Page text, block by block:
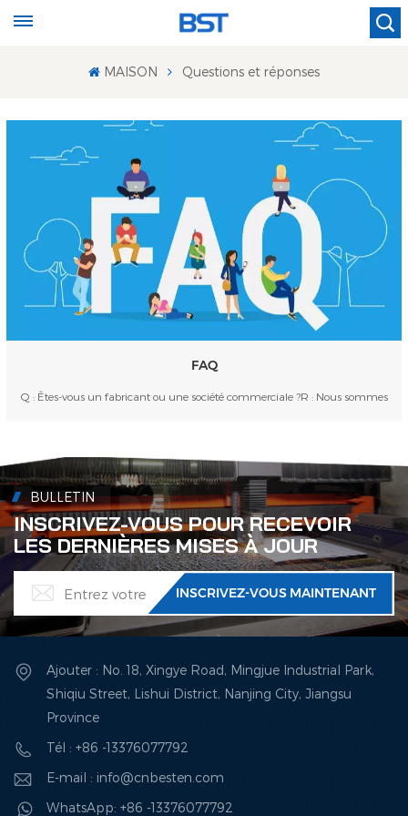
MAISON Questions et réponses
FAQ
Q : Êtes-vous un fabricant ou une société commerciale ?R : Nous sommes
grandes marques telles que les moteurs Cummins/Weichai/Yuchai et les
alternate...
BULLETIN
INSCRIVEZ-VOUS POUR RECEVOIR
LES DERNIÈRES MISES À JOUR
Ajouter : No. 18, Xingye Road, Mingjue Industrial Park,
Shiqiu Street, Lishui District, Nanjing City, Jiangsu
Province
Tél : +86 -13376077792
E-mail : info@cnbesten.com
WhatsApp: +86 -13376077792